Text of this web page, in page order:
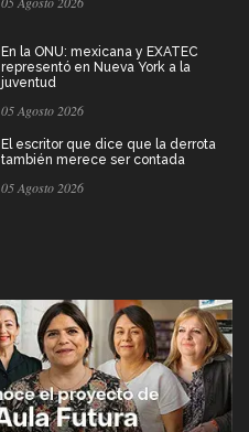
En la ONU: mexicana y EXATEC
representó en Nueva York a la
juventud
05 Agosto 2026
El escritor que dice que la derrota
también merece ser contada
05 Agosto 2026